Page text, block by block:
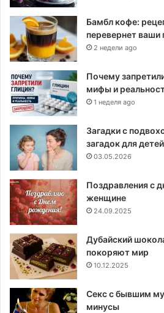
Бамбл кофе:
перевернет ваши
2 недели ago
Почему
мифы и
1 неделя ago
Загадки с
загадок для детей
03.05.2026
Поздравления с
женщине
24.09.2025
Дубайский
покоряют мир
10.12.2025
Секс с бывшим
минусы